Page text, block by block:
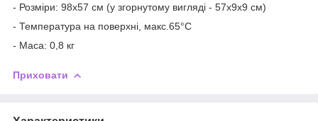
- Розміри: 98х57 см (у згорнутому вигляді - 57х9х9 см)
- Температура на поверхні, макс.65°С
- Маса: 0,8 кг
Приховати